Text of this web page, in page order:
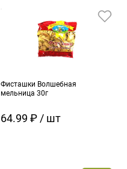
Фисташки Волшебная
мельница 30г
64.99 ₽ / шт